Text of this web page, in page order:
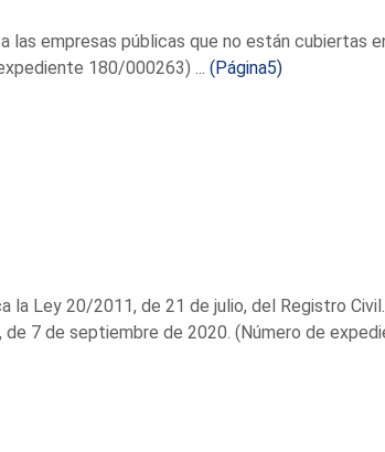
empresas públicas que no están cubiertas
180/000263) ... (Página5)
la Ley 20/2011, de 21 de julio, del Registro Civil.
de 7 de septiembre de 2020. (Número de